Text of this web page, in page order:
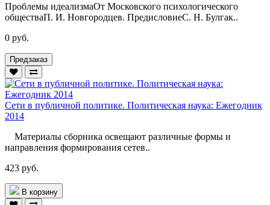
Проблемы идеализмаОт Московского психологического
обществаП. И. Новгородцев. ПредисловиеС. Н. Булгак..
0 руб.
Предзаказ
Сети в публичной политике. Политическая наука: Ежегодник
2014
Материалы сборника освещают различные формы и
направления формирования сетев..
423 руб.
В корзину